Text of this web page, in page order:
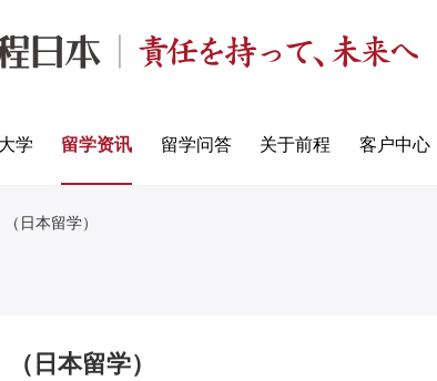
学 留学资讯 留学问答 关于前程 客户中心
日本留学）
日本留学）